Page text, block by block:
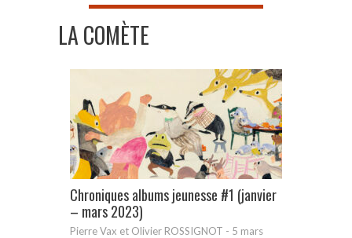
LA COMÈTE
Chroniques albums jeunesse #1 (janvier
– mars 2023)
Pierre Vax et Olivier ROSSIGNOT - 5 mars